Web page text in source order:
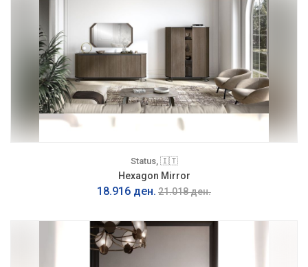
Status, 🇮🇹
Hexagon Mirror
18.916 ден. 21.018 ден.